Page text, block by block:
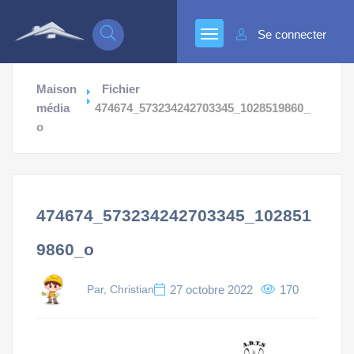
Se connecter
Maison
Fichier
média
474674_573234242703345_1028519860_
o
474674_573234242703345_102851
9860_o
Par, Christian 27 octobre 2022 170